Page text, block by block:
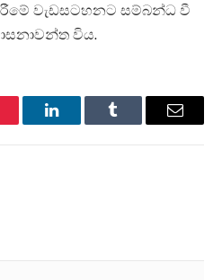
වැඩසටහනට සම්බන්ධ වී
විය.
LinkedInTumblr Email